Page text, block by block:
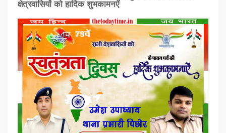
क्षेत्रवासियों को हार्दिक शुभकामनऐं